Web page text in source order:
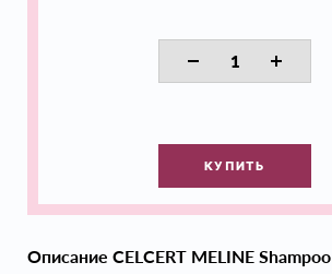
КУПИТЬ
Описание CELCERT MELINE Shampoo